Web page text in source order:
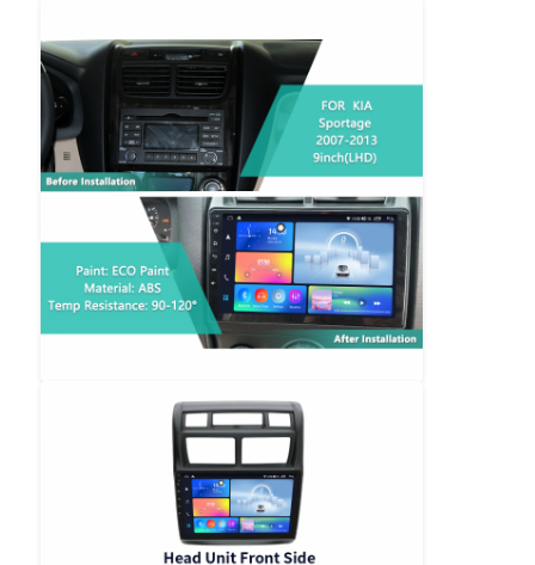
Unité de tête BMW Android
Unité principale Mercedes Android
Unité principale Audi Android
La boîte de jeu Android
Unité principale Mazda Android
Unité principale Toyota Android